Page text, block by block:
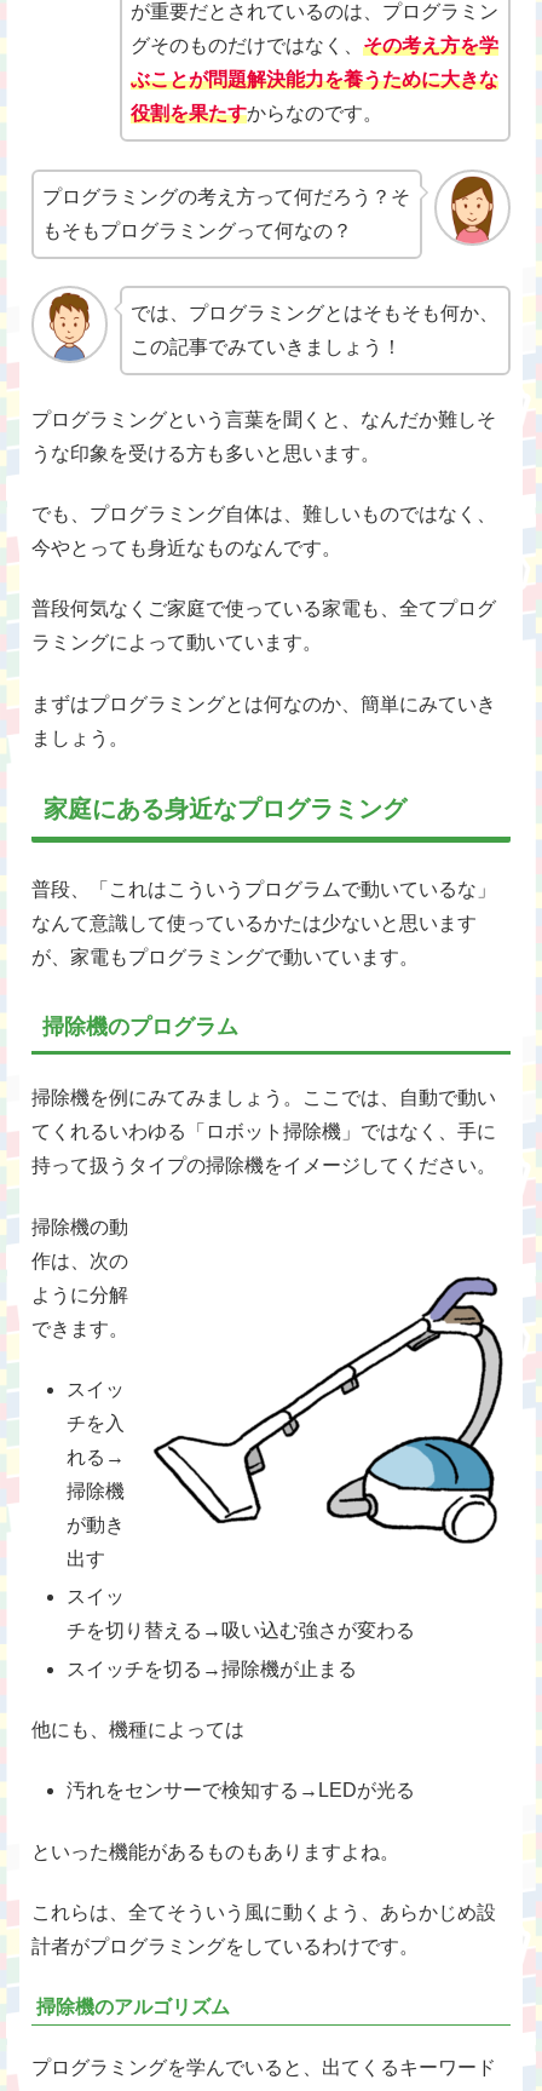
が重要だとされているのは、プログラミン
グそのものだけではなく、その考え方を学
ぶことが問題解決能力を養うために大きな
役割を果たすからなのです。
プログラミングの考え方って何だろう？そ
もそもプログラミングって何なの？
では、プログラミングとはそもそも何か、
この記事でみていきましょう！
プログラミングという言葉を聞くと、なんだか難しそ
うな印象を受ける方も多いと思います。
でも、プログラミング自体は、難しいものではなく、
今やとっても身近なものなんです。
普段何気なくご家庭で使っている家電も、全てプログ
ラミングによって動いています。
まずはプログラミングとは何なのか、簡単にみていき
ましょう。
家庭にある身近なプログラミング
普段、「これはこういうプログラムで動いているな」
なんて意識して使っているかたは少ないと思います
が、家電もプログラミングで動いています。
掃除機のプログラム
掃除機を例にみてみましょう。ここでは、自動で動い
てくれるいわゆる「ロボット掃除機」ではなく、手に
持って扱うタイプの掃除機をイメージしてください。
掃除機の動
作は、次の
ように分解
できます。
スイッ
チを入
れる→
掃除機
が動き
出す
スイッ
チを切り替える→吸い込む強さが変わる
スイッチを切る→掃除機が止まる
他にも、機種によっては
汚れをセンサーで検知する→LEDが光る
といった機能があるものもありますよね。
これらは、全てそういう風に動くよう、あらかじめ設
計者がプログラミングをしているわけです。
掃除機のアルゴリズム
プログラミングを学んでいると、出てくるキーワード